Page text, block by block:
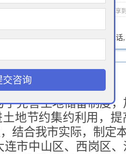
次 分享
热线:400-900-9881 请输入您的电话
则
土地储备制度，
地节约集约利用，
结合我市实际，制定
中山区、西岗区、
交咨询